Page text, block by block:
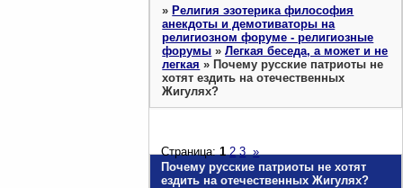
»Религия эзотерика философия
анекдоты и демотиваторы на
религиозном форуме - религиозные
форумы »Легкая беседа, а может и не
легкая »Почему русские патриоты не
хотят ездить на отечественных
Жигулях?
Почему русские патриоты не хотят
ездить на отечественных Жигулях?
Страница:1 2 3 »